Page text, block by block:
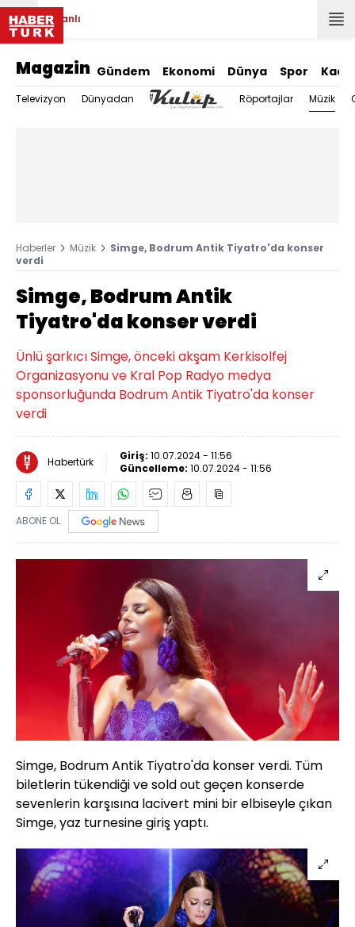
Canlı
Magazin Gündem Ekonomi Dünya Spor
Televizyon Dünyadan Röportajlar Müzik
Haberler Müzik
Simge, Bodrum Antik Tiyatro'da konser
verdi
Simge, Bodrum Antik
Tiyatro'da konser verdi
Ünlü şarkıcı Simge, önceki akşam Kerkisolfej
Organizasyonu ve Kral Pop Radyo medya
sponsorluğunda Bodrum Antik Tiyatro'da konser
verdi
Habertürk Giriş: 10.07.2024 - 11:56
Güncelleme: 10.07.2024 - 11:56
ABONE OL
Simge, Bodrum Antik Tiyatro'da konser verdi. Tüm
biletlerin tükendiği ve sold out geçen konserde
sevenlerin karşısına lacivert mini bir elbiseyle çıkan
Simge, yaz turnesine giriş yaptı.